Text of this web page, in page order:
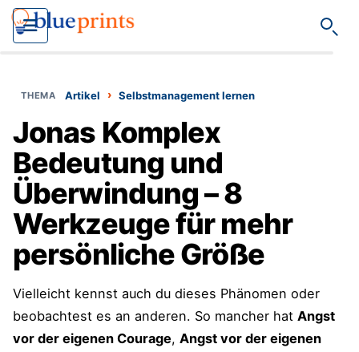
Artikel › Selbstmanagement lernen
Jonas Komplex
Bedeutung und
Überwindung – 8
Werkzeuge für mehr
persönliche Größe
Vielleicht kennst auch du dieses Phänomen oder
beobachtest es an anderen. So mancher hat Angst
vor der eigenen Courage, Angst vor der eigenen